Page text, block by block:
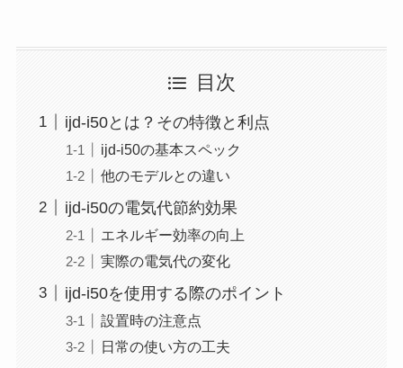
目次
ijd-i50とは？その特徴と利点
ijd-i50の基本スペック
他のモデルとの違い
ijd-i50の電気代節約効果
エネルギー効率の向上
実際の電気代の変化
ijd-i50を使用する際のポイント
設置時の注意点
日常の使い方の工夫